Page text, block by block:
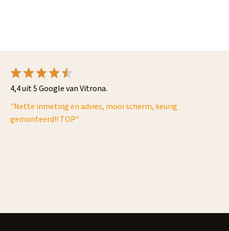
4,4 uit 5 Google van Vitrona.
"Nette inmeting en advies, mooi scherm, keurig
gemonteerd!! TOP"